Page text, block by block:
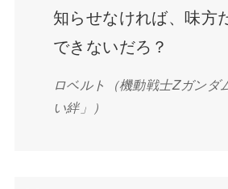
知らせなければ、味方
できないだろ？
ロベルト
（機動戦士Zガン
い絆」）